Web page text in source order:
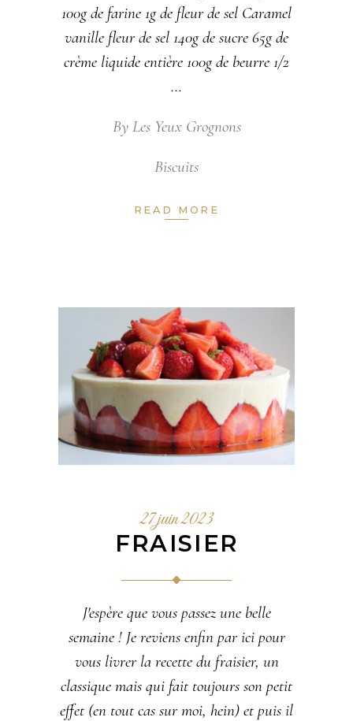
100g de farine 1g de fleur de sel Caramel
vanille fleur de sel 140g de sucre 65g de
crème liquide entière 100g de beurre 1/2
By Les Yeux Grognons
Biscuits
READ MORE
27 juin 2023
FRAISIER
J'espère que vous passez une belle
semaine ! Je reviens enfin par ici pour
vous livrer la recette du fraisier, un
classique mais qui fait toujours son petit
effet (en tout cas sur moi, hein) et puis il